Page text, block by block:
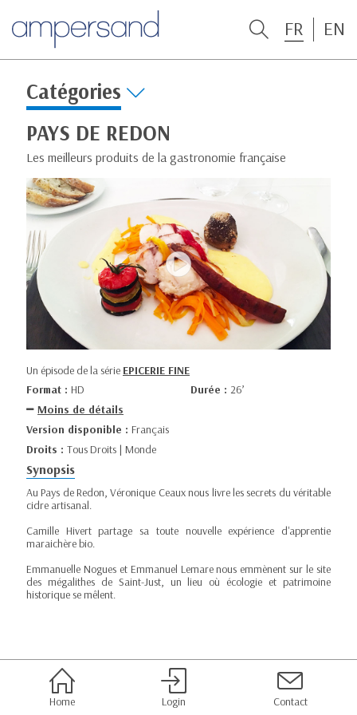
FR EN
Catégories
PAYS DE REDON
Les meilleurs produits de la gastronomie française
Un épisode de la série EPICERIE FINE
Format : HD Durée : 26’
Moins de détails
Version disponible : Français
Droits : Tous Droits | Monde
Synopsis
Au Pays de Redon, Véronique Ceaux nous livre les secrets du véritable
cidre artisanal.
Camille Hivert partage sa toute nouvelle expérience d'apprentie
maraichère bio.
Emmanuelle Nogues et Emmanuel Lemare nous emmènent sur le site
des mégalithes de Saint-Just, un lieu où écologie et patrimoine
historique se mêlent.
Home Login Contact